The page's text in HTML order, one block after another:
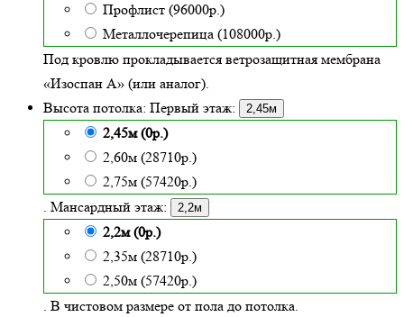
Профлист (96000р.)
Металлочерепица (108000р.)
Под кровлю прокладывается ветрозащитная мембрана
«Изоспан А» (или аналог).
Высота потолка: Первый этаж: 2,45м
2,45м (0р.)
2,60м (28710р.)
2,75м (57420р.)
. Мансардный этаж:
2,2м
2,2м (0р.)
2,35м (28710р.)
2,50м (57420р.)
. В чистовом размере от пола до потолка.